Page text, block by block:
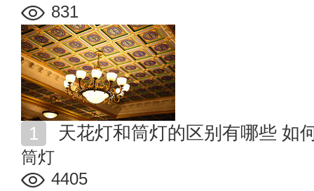
831
天花灯和筒灯的区别有哪些 如
筒灯
4405